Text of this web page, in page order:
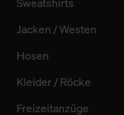
Sweatshirts
Jacken / Westen
Hosen
Kleider / Röcke
Freizeitanzüge